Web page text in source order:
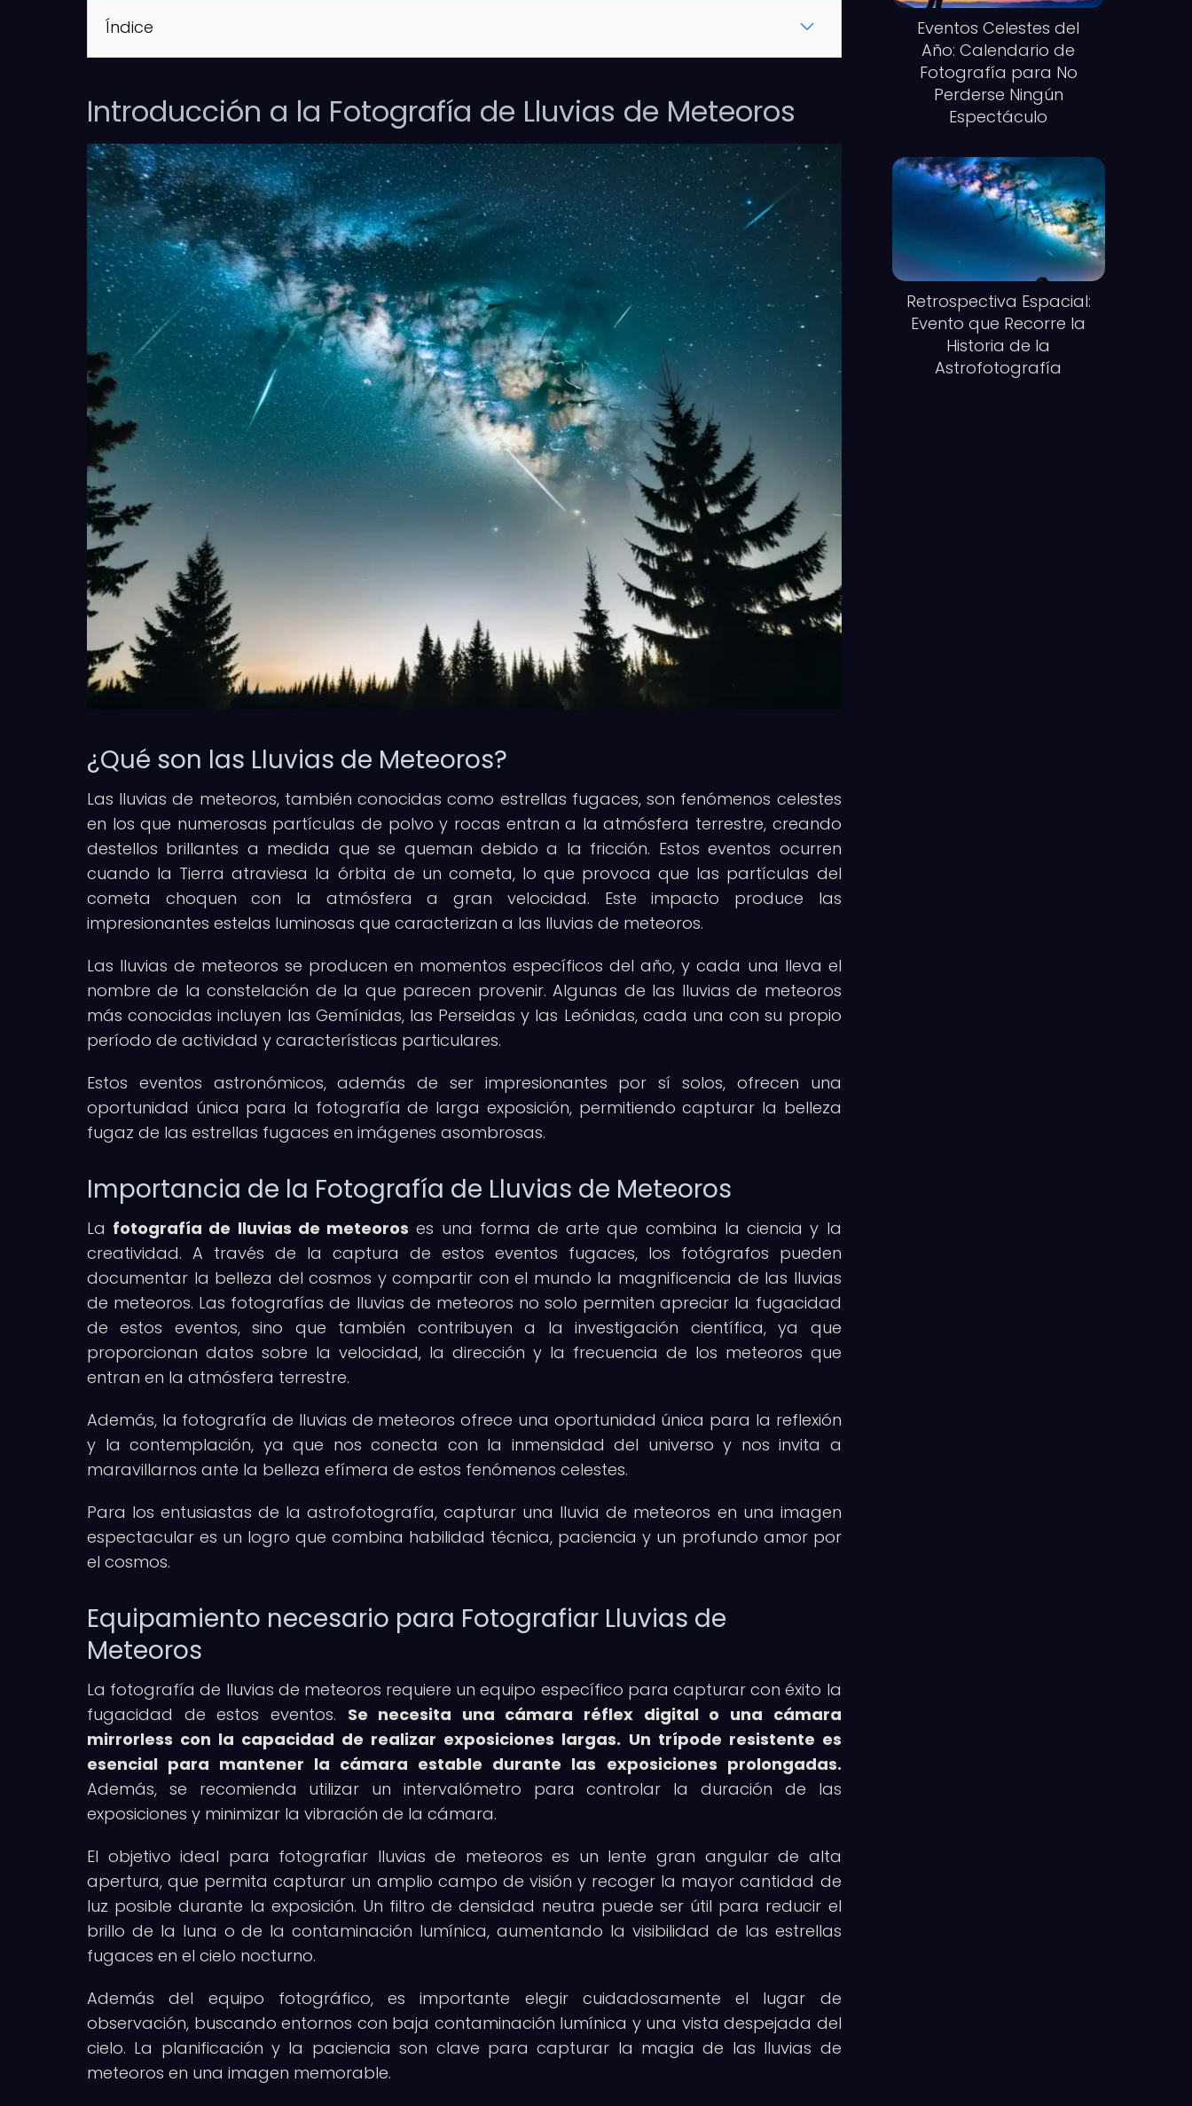
Índice
Introducción a la Fotografía de Lluvias de Meteoros
¿Qué son las Lluvias de Meteoros?
Las lluvias de meteoros, también conocidas como estrellas fugaces, son fenómenos celestes
en los que numerosas partículas de polvo y rocas entran a la atmósfera terrestre, creando
destellos brillantes a medida que se queman debido a la fricción. Estos eventos ocurren
cuando la Tierra atraviesa la órbita de un cometa, lo que provoca que las partículas del
cometa choquen con la atmósfera a gran velocidad. Este impacto produce las
impresionantes estelas luminosas que caracterizan a las lluvias de meteoros.
Las lluvias de meteoros se producen en momentos específicos del año, y cada una lleva el
nombre de la constelación de la que parecen provenir. Algunas de las lluvias de meteoros
más conocidas incluyen las Gemínidas, las Perseidas y las Leónidas, cada una con su propio
período de actividad y características particulares.
Estos eventos astronómicos, además de ser impresionantes por sí solos, ofrecen una
oportunidad única para la fotografía de larga exposición, permitiendo capturar la belleza
fugaz de las estrellas fugaces en imágenes asombrosas.
Importancia de la Fotografía de Lluvias de Meteoros
La fotografía de lluvias de meteoros es una forma de arte que combina la ciencia y la
creatividad. A través de la captura de estos eventos fugaces, los fotógrafos pueden
documentar la belleza del cosmos y compartir con el mundo la magnificencia de las lluvias
de meteoros. Las fotografías de lluvias de meteoros no solo permiten apreciar la fugacidad
de estos eventos, sino que también contribuyen a la investigación científica, ya que
proporcionan datos sobre la velocidad, la dirección y la frecuencia de los meteoros que
entran en la atmósfera terrestre.
Además, la fotografía de lluvias de meteoros ofrece una oportunidad única para la reflexión
y la contemplación, ya que nos conecta con la inmensidad del universo y nos invita a
maravillarnos ante la belleza efímera de estos fenómenos celestes.
Para los entusiastas de la astrofotografía, capturar una lluvia de meteoros en una imagen
espectacular es un logro que combina habilidad técnica, paciencia y un profundo amor por
el cosmos.
Equipamiento necesario para Fotografiar Lluvias de
Meteoros
La fotografía de lluvias de meteoros requiere un equipo específico para capturar con éxito la
fugacidad de estos eventos. Se necesita una cámara réflex digital o una cámara
mirrorless con la capacidad de realizar exposiciones largas. Un trípode resistente es
esencial para mantener la cámara estable durante las exposiciones prolongadas.
Además, se recomienda utilizar un intervalómetro para controlar la duración de las
exposiciones y minimizar la vibración de la cámara.
El objetivo ideal para fotografiar lluvias de meteoros es un lente gran angular de alta
apertura, que permita capturar un amplio campo de visión y recoger la mayor cantidad de
luz posible durante la exposición. Un filtro de densidad neutra puede ser útil para reducir el
brillo de la luna o de la contaminación lumínica, aumentando la visibilidad de las estrellas
fugaces en el cielo nocturno.
Además del equipo fotográfico, es importante elegir cuidadosamente el lugar de
observación, buscando entornos con baja contaminación lumínica y una vista despejada del
cielo. La planificación y la paciencia son clave para capturar la magia de las lluvias de
meteoros en una imagen memorable.
Eventos Celestes del
Año: Calendario de
Fotografía para No
Perderse Ningún
Espectáculo
Retrospectiva Espacial:
Evento que Recorre la
Historia de la
Astrofotografía